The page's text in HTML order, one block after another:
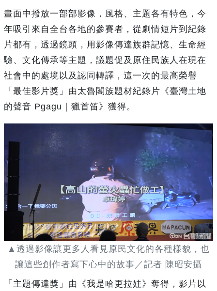
畫面中撥放一部部影像，風格、主題各有特色，今
年吸引來自全台各地的參賽者，從劇情短片到紀錄
片都有，透過鏡頭，用影像傳達族群記憶、生命經
驗、文化傳承等主題，議題促及原住民族人在現在
社會中的處境以及認同轉譯，這一次的最高榮譽
「最佳影片獎」由太魯閣族題材紀錄片《臺灣土地
的聲音 Pgagu｜獵首笛》獲得。
▲透過影像讓更多人看見原民文化的各種樣貌，也
讓這些創作者寫下心中的故事／記者 陳昭安攝
「主題傳達獎」由《我是哈更拉娃》奪得，影片以